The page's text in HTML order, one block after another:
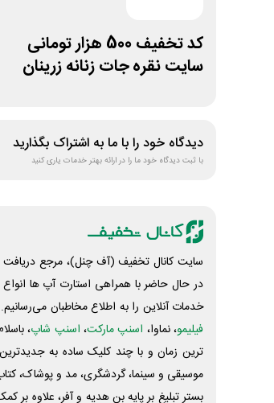
کد تخفیف 500 هزار تومانی
سایت نقره جات زنانه زرینان
دیدگاه خود را با ما به اشتراک بگذارید
با ثبت دیدگاه خود ما را در ارائه بهتر خدمات یاری کنید
سایت کانال تخفیف (آف چنل)، مرجع
در حال حاضر با همراهی استارت آپ ها
خدمات آنلاین را به اطلاع مخاطبان می‌رسانیم.
فیلیمو، نماوا، اسنپ مارکت، اسنپ شاپ،
ترین زمان و با چند کلیک ساده به
موسیقی و سینما، گردشگری، مد و پوشاک،
بستر تبلیغ بر پایه بن هدیه و آفر، علاوه